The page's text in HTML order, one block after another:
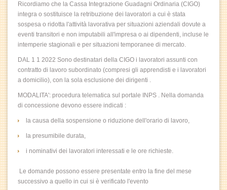
Ricordiamo che la Cassa Integrazione Guadagni Ordinaria (CIGO)
integra o sostituisce la retribuzione dei lavoratori a cui è stata
sospesa o ridotta l'attività lavorativa per situazioni aziendali dovute a
eventi transitori e non imputabili all'impresa o ai dipendenti, incluse le
intemperie stagionali e per situazioni temporanee di mercato.
DAL 1 1 2022 Sono destinatari della CIGO i lavoratori assunti con
contratto di lavoro subordinato (compresi gli apprendisti e i lavoratori
a domicilio), con la sola esclusione dei dirigenti .
MODALITA': procedura telematica sul portale INPS . Nella domanda
di concessione devono essere indicati :
la causa della sospensione o riduzione dell'orario di lavoro,
la presumibile durata,
i nominativi dei lavoratori interessati e le ore richieste.
Le domande possono essere presentate entro la fine del mese
successivo a quello in cui si è verificato l'evento